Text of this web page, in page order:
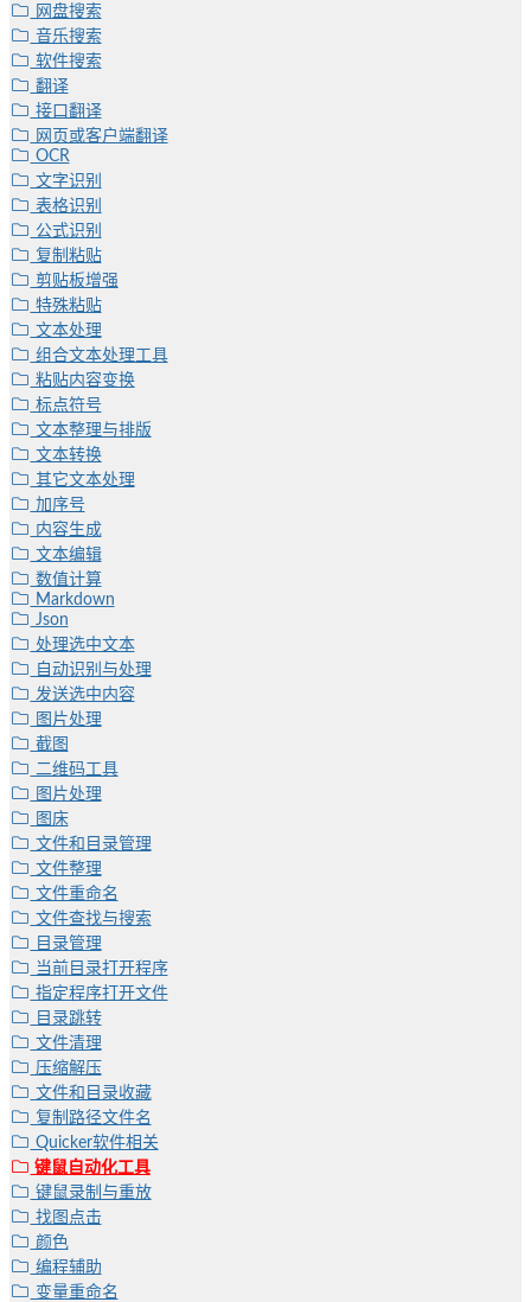
网盘搜索
音乐搜索
软件搜索
翻译
接口翻译
网页或客户端翻译
OCR
文字识别
表格识别
公式识别
复制粘贴
剪贴板增强
特殊粘贴
文本处理
组合文本处理工具
粘贴内容变换
标点符号
文本整理与排版
文本转换
其它文本处理
加序号
内容生成
文本编辑
数值计算
Markdown
Json
处理选中文本
自动识别与处理
发送选中内容
图片处理
截图
二维码工具
图片处理
图床
文件和目录管理
文件整理
文件重命名
文件查找与搜索
目录管理
当前目录打开程序
指定程序打开文件
目录跳转
文件清理
压缩解压
文件和目录收藏
复制路径文件名
Quicker软件相关
键鼠自动化工具
键鼠录制与重放
找图点击
颜色
编程辅助
变量重命名